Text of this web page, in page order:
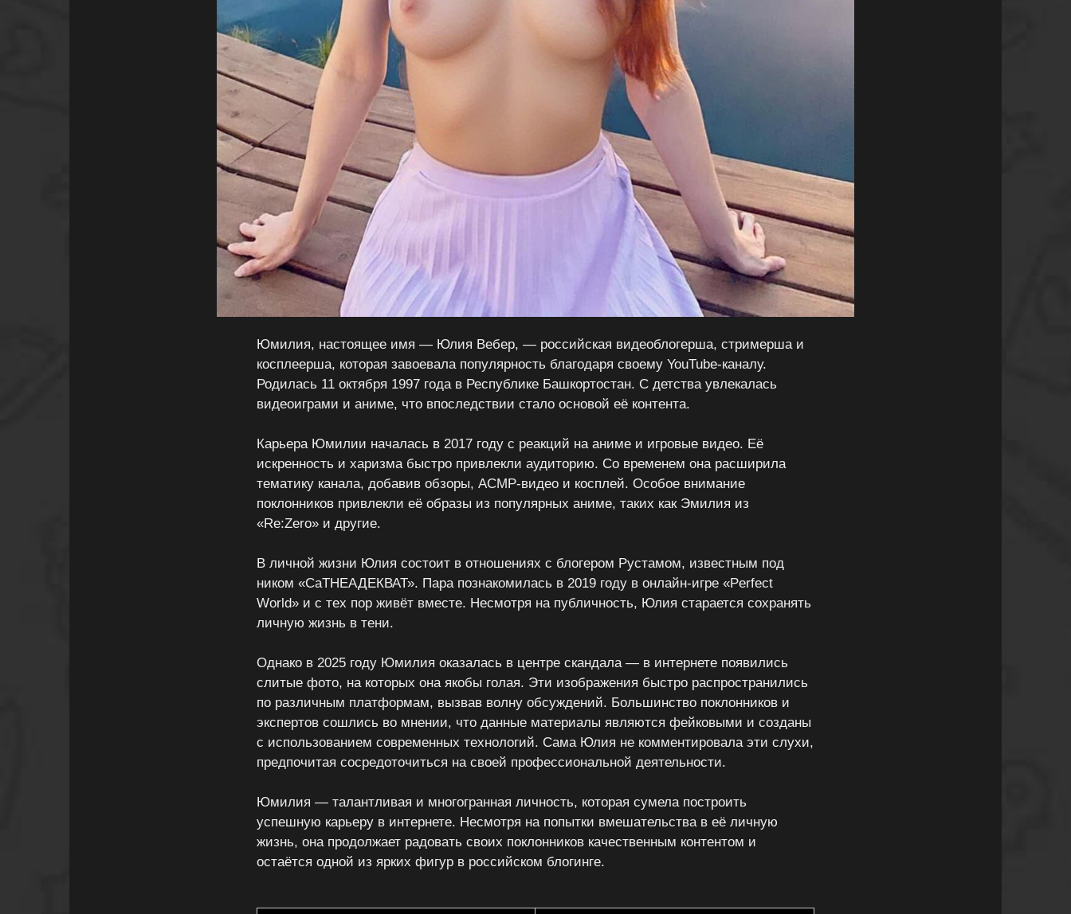
Юмилия, настоящее имя — Юлия Вебер, — российская видеоблогерша, стримерша и
косплеерша, которая завоевала популярность благодаря своему YouTube-каналу.
Родилась 11 октября 1997 года в Республике Башкортостан. С детства увлекалась
видеоиграми и аниме, что впоследствии стало основой её контента.
Карьера Юмилии началась в 2017 году с реакций на аниме и игровые видео. Её
искренность и харизма быстро привлекли аудиторию. Со временем она расширила
тематику канала, добавив обзоры, АСМР-видео и косплей. Особое внимание
поклонников привлекли её образы из популярных аниме, таких как Эмилия из
«Re:Zero» и другие.
В личной жизни Юлия состоит в отношениях с блогером Рустамом, известным под
ником «СаТНЕАДЕКВАТ». Пара познакомилась в 2019 году в онлайн-игре «Perfect
World» и с тех пор живёт вместе. Несмотря на публичность, Юлия старается сохранять
личную жизнь в тени.
Однако в 2025 году Юмилия оказалась в центре скандала — в интернете появились
слитые фото, на которых она якобы голая. Эти изображения быстро распространились
по различным платформам, вызвав волну обсуждений. Большинство поклонников и
экспертов сошлись во мнении, что данные материалы являются фейковыми и созданы
с использованием современных технологий. Сама Юлия не комментировала эти слухи,
предпочитая сосредоточиться на своей профессиональной деятельности.
Юмилия — талантливая и многогранная личность, которая сумела построить
успешную карьеру в интернете. Несмотря на попытки вмешательства в её личную
жизнь, она продолжает радовать своих поклонников качественным контентом и
остаётся одной из ярких фигур в российском блогинге.